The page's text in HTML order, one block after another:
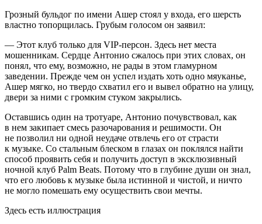
Грозный бульдог по имени Ашер стоял у входа, его шерсть
властно топорщилась. Грубым голосом он заявил:
— Этот клуб только для VIP-персон. Здесь нет места
мошенникам. Сердце Антонио сжалось при этих словах, он
понял, что ему, возможно, не рады в этом гламурном
заведении. Прежде чем он успел издать хоть одно мяуканье,
Ашер мягко, но твердо схватил его и вывел обратно на улицу,
двери за ними с громким стуком закрылись.
Оставшись один на тротуаре, Антонио почувствовал, как
в нем закипает смесь разочарования и решимости. Он
не позволил ни одной неудаче отвлечь его от страсти
к музыке. Со стальным блеском в глазах он поклялся найти
способ проявить себя и получить доступ в эксклюзивный
ночной клуб Palm Beats. Потому что в глубине души он знал,
что его любовь к музыке была истинной и чистой, и ничто
не могло помешать ему осуществить свои мечты.
Здесь есть иллюстрация